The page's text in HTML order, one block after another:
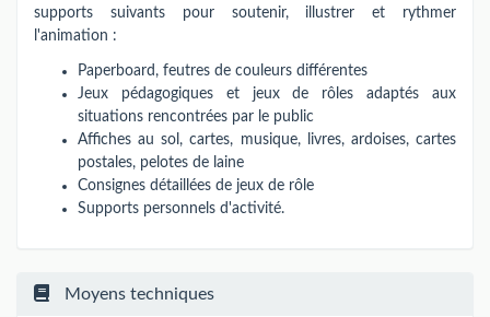
supports suivants pour soutenir, illustrer et rythmer
l'animation :
Paperboard, feutres de couleurs différentes
Jeux pédagogiques et jeux de rôles adaptés aux
situations rencontrées par le public
Affiches au sol, cartes, musique, livres, ardoises, cartes
postales, pelotes de laine
Consignes détaillées de jeux de rôle
Supports personnels d'activité.
Moyens techniques